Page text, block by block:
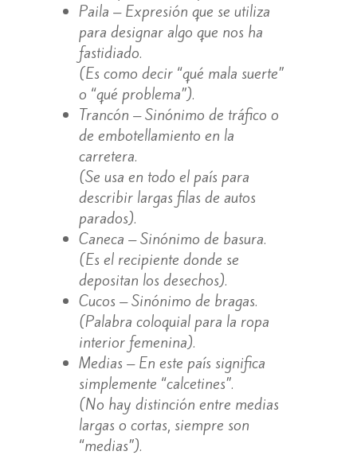
Paila – Expresión que se utiliza
para designar algo que nos ha
fastidiado.
(Es como decir “qué mala suerte”
o “qué problema”).
Trancón – Sinónimo de tráfico o
de embotellamiento en la
carretera.
(Se usa en todo el país para
describir largas filas de autos
parados).
Caneca – Sinónimo de basura.
(Es el recipiente donde se
depositan los desechos).
Cucos – Sinónimo de bragas.
(Palabra coloquial para la ropa
interior femenina).
Medias – En este país significa
simplemente “calcetines”.
(No hay distinción entre medias
largas o cortas, siempre son
“medias”).